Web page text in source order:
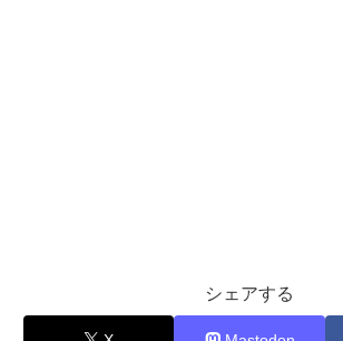
シェアする